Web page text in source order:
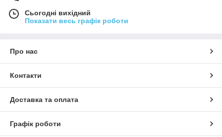
Сьогодні вихідний
Показати весь графік роботи
Про нас
Контакти
Доставка та оплата
Графік роботи